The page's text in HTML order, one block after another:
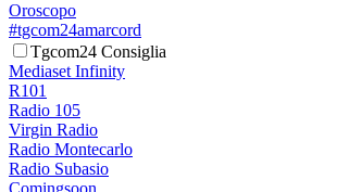
Oroscopo
#tgcom24amarcord
Tgcom24 Consiglia
Mediaset Infinity
R101
Radio 105
Virgin Radio
Radio Montecarlo
Radio Subasio